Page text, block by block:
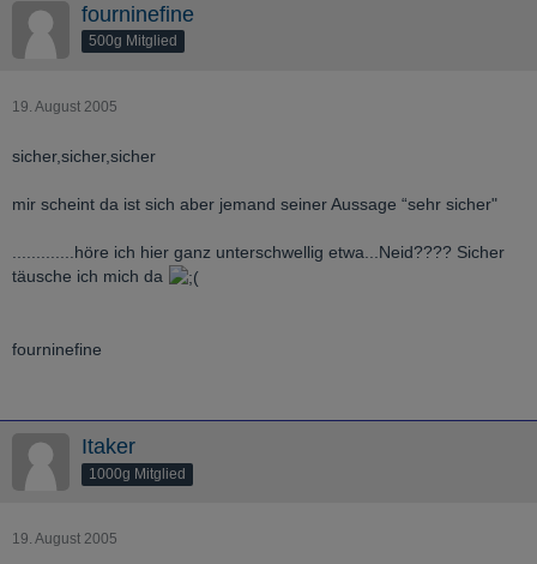
fourninefine
500g Mitglied
19. August 2005
sicher,sicher,sicher
mir scheint da ist sich aber jemand seiner Aussage “sehr sicher"
.............höre ich hier ganz unterschwellig etwa...Neid???? Sicher
täusche ich mich da
fourninefine
Itaker
1000g Mitglied
19. August 2005